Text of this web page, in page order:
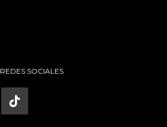
REDES SOCIALES